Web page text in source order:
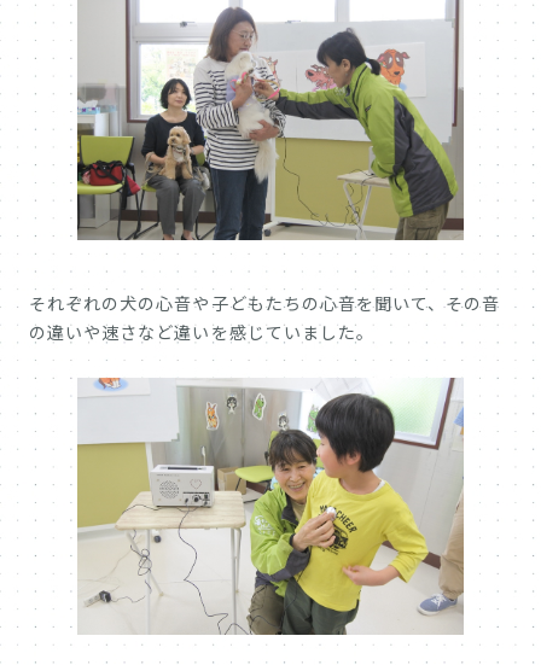
それぞれの犬の心音や子どもたちの心音を聞いて、その音
の違いや速さなど違いを感じていました。